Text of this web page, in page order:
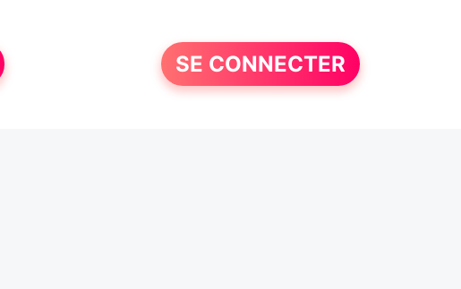
SE CONNECTER